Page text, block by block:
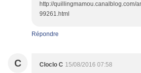
http://quillingmamou.canalblog.com/
99261.html
Répondre
C Cloclo C 15/08/2016 07:58